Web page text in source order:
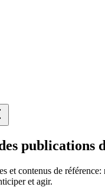
publications
et contenus de
et agir.